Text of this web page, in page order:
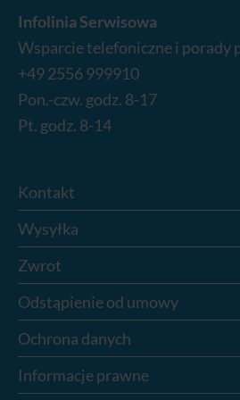
nośnik. Uszkodzonych lub
narzędzi nie wolno w żadnym
używać i należy je
Infolinia Serwisowa
Wsparcie telefoniczne i porady
+49 2556 999910
Pon.-czw. godz. 8-17
Pt. godz. 8-14
Kontakt
Wysyłka
Zwrot
Odstąpienie od umowy
Ochrona danych
Informacje prawne